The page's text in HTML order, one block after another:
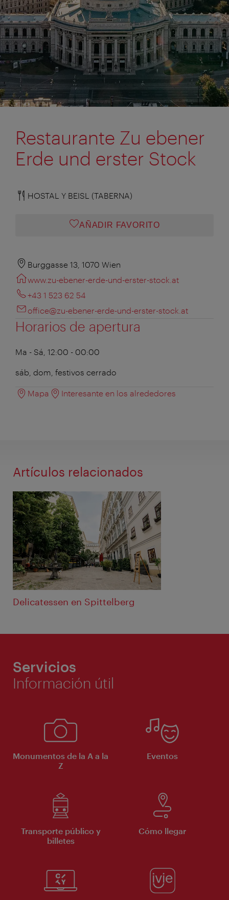
Restaurante Zu ebener
Erde und erster Stock
HOSTAL Y BEISL (TABERNA)
AÑADIR FAVORITO
Burggasse 13, 1070 Wien
www.zu-ebener-erde-und-erster-stock.at
+43 1 523 62 54
office@zu-ebener-erde-und-erster-stock.at
Horarios de apertura
Ma - Sá, 12:00 - 00:00
sáb, dom, festivos cerrado
Mapa Interesante en los alrededores
Artículos relacionados
Delicatessen en Spittelberg
Servicios
Información útil
Monumentos de la A a la
Z
Eventos
Transporte público y
billetes
Cómo llegar